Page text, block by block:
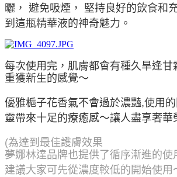
曬， 避免吸煙， 堅持良好的飲食和
到這瓶精華液的神奇魅力。
每次使用完，肌膚都會有種久旱逢甘
重獲新生的感覺～
優雅梔子花香氣不會過於濃豔,使用
靈帶來十足的療癒感～讓人盡享奢華
(為達到最佳護膚效果
夢娜林達品牌也提供了循序漸進的使
建議大家可先從濃度較低的開始使用